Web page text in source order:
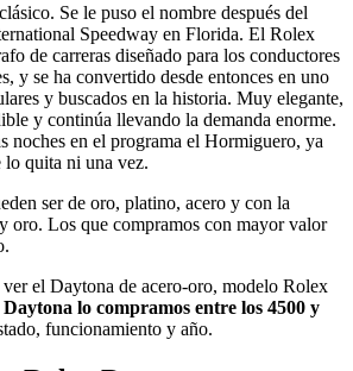
Se le puso el nombre después del
Speedway en Florida. El Rolex
de carreras diseñado para los conductores
y se ha convertido desde entonces en uno
y buscados en la historia. Muy elegante,
y continúa llevando la demanda enorme.
noches en el programa el Hormiguero, ya
lo quita ni una vez.
ser de oro, platino, acero y con la
oro. Los que compramos con mayor valor
ver el Daytona de acero-oro, modelo Rolex
Daytona lo compramos entre los 4500 y
funcionamiento y año.